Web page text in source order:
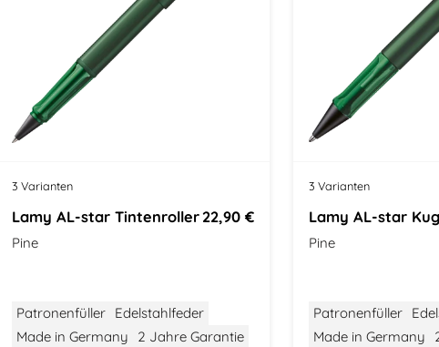
3 Varianten
Lamy AL-star Tintenroller22,90 €
Pine
Patronenfüller Edelstahlfeder
Made in Germany
2 Jahre Garantie
3 Varianten
Pine
Patronenfüller
Made in Germany